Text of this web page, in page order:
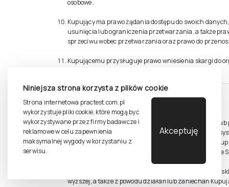
Niniejsza strona korzysta z plików cookie
Strona internetowa practest.com.pl
wykorzystuje pliki cookie, które mogą być
wykorzystywane przez firmy badawcze i
reklamowe w celu zapewnienia
maksymalnej wygody w korzystaniu z
serwisu.
Akceptuję
osobowe.
Kupujący ma prawo żądania dostępu do swoich
usunięcia lub ograniczenia przetwarzania, a także
sprzeciwu wobec przetwarzania oraz prawo do
Kupującemu przysługuje prawo wniesienia skargi do
§17. Odpowiedzialność
Sklep nie ponosi odpowiedzialności za ograniczenia lub
techniczne występujące w sprzęcie komputerowym,
jakimkolwiek innym urządzeniu, z którego korzysta
uniemożliwiają Kupującemu poprawne korzystanie ze
Sklep nie ponosi odpowiedzialności za niedostępność
wyższej, a także z powodu działań lub zaniechań